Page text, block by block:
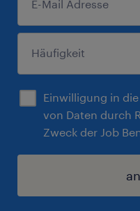
Einwilligung in
von Daten durch
Zweck der Job